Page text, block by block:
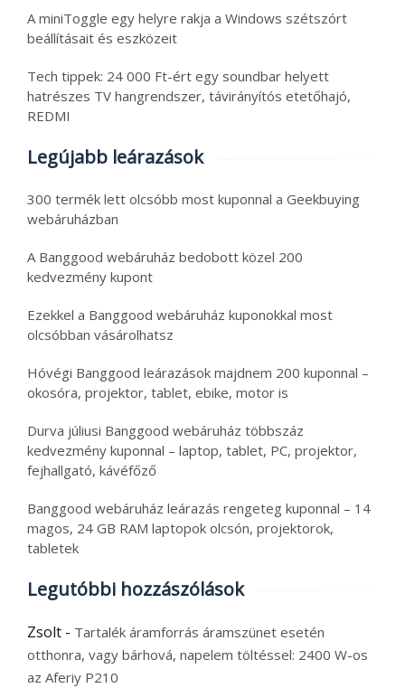
A miniToggle egy helyre rakja a Windows szétszórt
beállításait és eszközeit
Tech tippek: 24 000 Ft-ért egy soundbar helyett
hatrészes TV hangrendszer, távirányítós etetőhajó,
REDMI
Legújabb leárazások
300 termék lett olcsóbb most kuponnal a Geekbuying
webáruházban
A Banggood webáruház bedobott közel 200
kedvezmény kupont
Ezekkel a Banggood webáruház kuponokkal most
olcsóbban vásárolhatsz
Hóvégi Banggood leárazások majdnem 200 kuponnal –
okosóra, projektor, tablet, ebike, motor is
Durva júliusi Banggood webáruház többszáz
kedvezmény kuponnal – laptop, tablet, PC, projektor,
fejhallgató, kávéfőző
Banggood webáruház leárazás rengeteg kuponnal – 14
magos, 24 GB RAM laptopok olcsón, projektorok,
tabletek
Legutóbbi hozzászólások
Zsolt - Tartalék áramforrás áramszünet esetén
otthonra, vagy bárhová, napelem töltéssel: 2400 W-os
az Aferiy P210